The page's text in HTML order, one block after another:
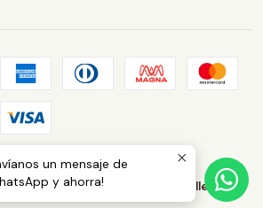
Desarrollado por Jumpseller
un mensaje de
y ahorra!